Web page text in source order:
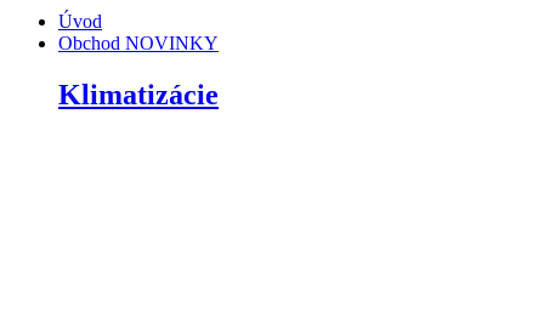
Úvod
Obchod NOVINKY
Klimatizácie